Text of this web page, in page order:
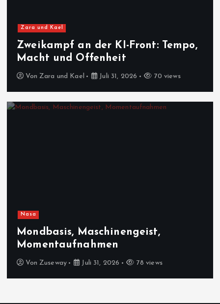
Zara und Kael
Zweikampf an der KI-Front: Tempo,
Macht und Offenheit
Von Zara und Kael Juli 31, 2026 70 views
Nasa
Mondbasis, Maschinengeist,
Momentaufnahmen
Von Zuseway Juli 31, 2026 78 views